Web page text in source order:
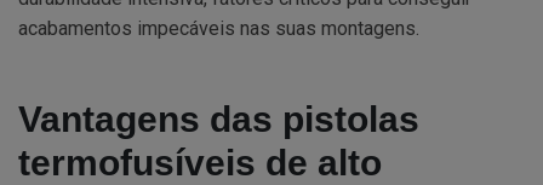
acabamentos impecáveis nas suas montagens.
Vantagens das pistolas
termofusíveis de alto